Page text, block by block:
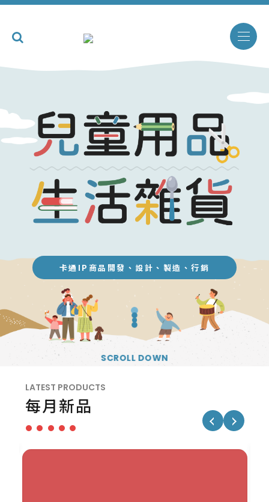
卡通IP商品開發、設計、製造、行銷
SCROLL DOWN
LATEST PRODUCTS
每月新品